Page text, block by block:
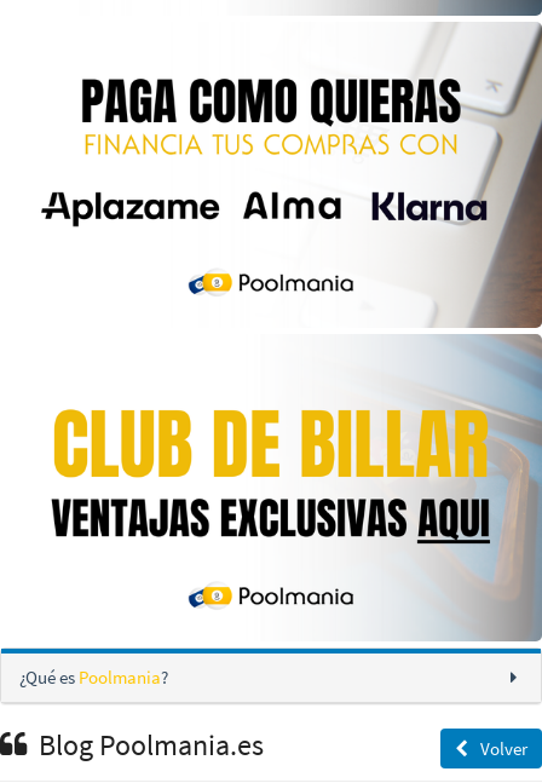
¿Qué es Poolmania?
Blog Poolmania.es Volver